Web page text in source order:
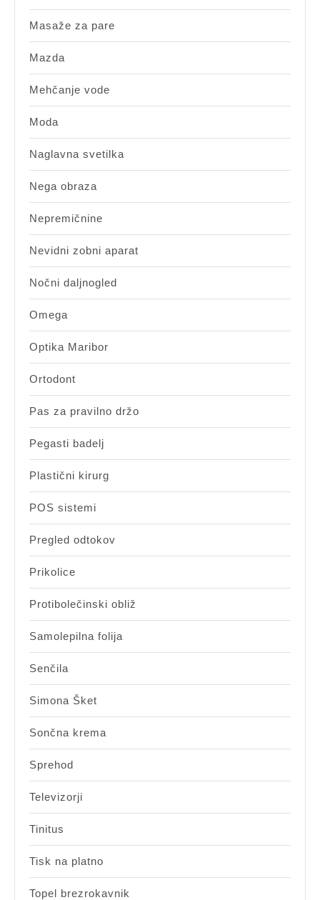
Masaže za pare
Mazda
Mehčanje vode
Moda
Naglavna svetilka
Nega obraza
Nepremičnine
Nevidni zobni aparat
Nočni daljnogled
Omega
Optika Maribor
Ortodont
Pas za pravilno držo
Pegasti badelj
Plastični kirurg
POS sistemi
Pregled odtokov
Prikolice
Protibolečinski obliž
Samolepilna folija
Senčila
Simona Šket
Sončna krema
Sprehod
Televizorji
Tinitus
Tisk na platno
Topel brezrokavnik